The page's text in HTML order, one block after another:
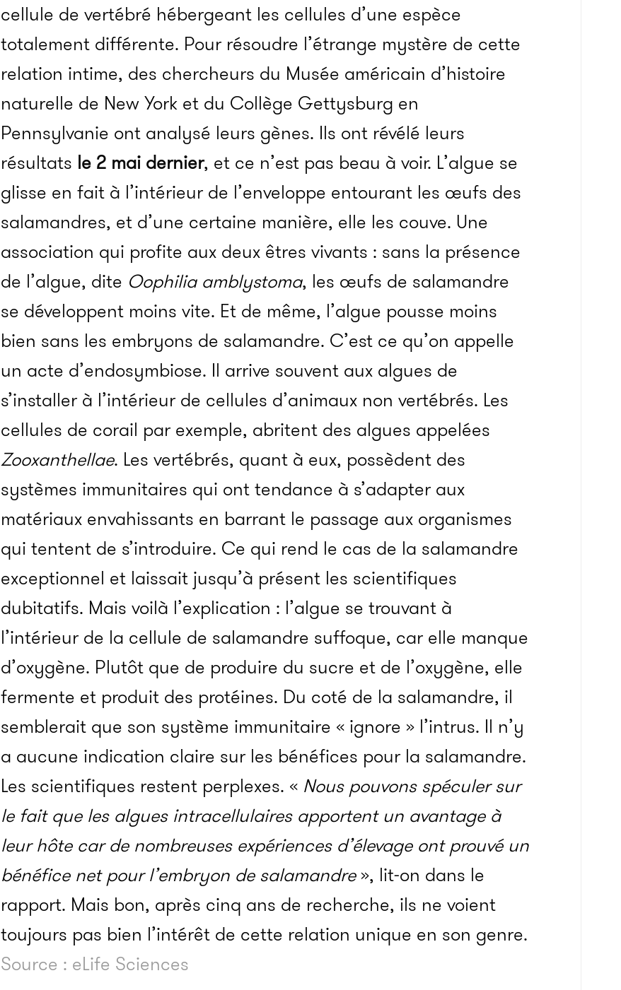
cellule de vertébré hébergeant les cellules d’une espèce
totalement différente. Pour résoudre l’étrange mystère de cette
relation intime, des chercheurs du Musée américain d’histoire
naturelle de New York et du Collège Gettysburg en
Pennsylvanie ont analysé leurs gènes. Ils ont révélé leurs
résultats le 2 mai dernier, et ce n’est pas beau à voir. L’algue se
glisse en fait à l’intérieur de l’enveloppe entourant les œufs des
salamandres, et d’une certaine manière, elle les couve. Une
association qui profite aux deux êtres vivants : sans la présence
de l’algue, dite Oophilia amblystoma, les œufs de salamandre
se développent moins vite. Et de même, l’algue pousse moins
bien sans les embryons de salamandre. C’est ce qu’on appelle
un acte d’endosymbiose. Il arrive souvent aux algues de
s’installer à l’intérieur de cellules d’animaux non vertébrés. Les
cellules de corail par exemple, abritent des algues appelées
Zooxanthellae. Les vertébrés, quant à eux, possèdent des
systèmes immunitaires qui ont tendance à s’adapter aux
matériaux envahissants en barrant le passage aux organismes
qui tentent de s’introduire. Ce qui rend le cas de la salamandre
exceptionnel et laissait jusqu’à présent les scientifiques
dubitatifs. Mais voilà l’explication : l’algue se trouvant à
l’intérieur de la cellule de salamandre suffoque, car elle manque
d’oxygène. Plutôt que de produire du sucre et de l’oxygène, elle
fermente et produit des protéines. Du coté de la salamandre, il
semblerait que son système immunitaire « ignore » l’intrus. Il n’y
a aucune indication claire sur les bénéfices pour la salamandre.
Les scientifiques restent perplexes. « Nous pouvons spéculer sur
le fait que les algues intracellulaires apportent un avantage à
leur hôte car de nombreuses expériences d’élevage ont prouvé un
bénéfice net pour l’embryon de salamandre», lit-on dans le
rapport. Mais bon, après cinq ans de recherche, ils ne voient
toujours pas bien l’intérêt de cette relation unique en son genre.
Source : eLife Sciences